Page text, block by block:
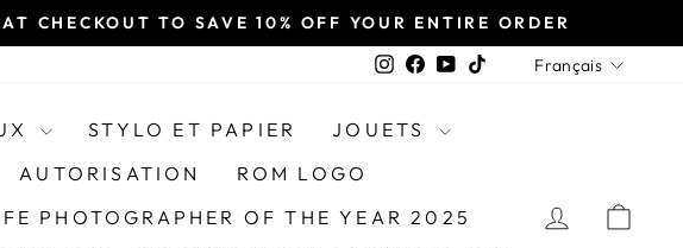
CHECKOUT TO SAVE 10% OFF YOUR ENTIRE ORDER
Instagram
Facebook
YouTubeTikTokFrançais
STYLO ET PAPIER
JOUETS
AUTORISATION
ROM LOGO
PHOTOGRAPHER OF THE YEAR 2025
SE